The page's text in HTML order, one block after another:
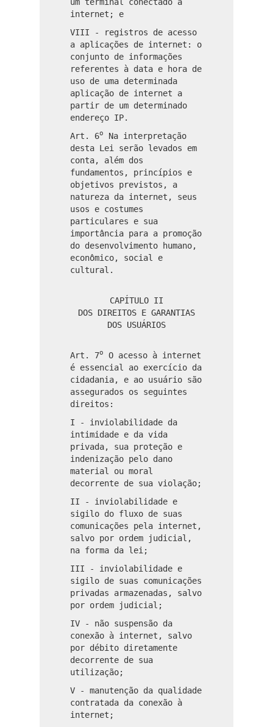
internet; e
VIII - registros de acesso
a aplicações de internet: o
conjunto de informações
referentes à data e hora de
uso de uma determinada
aplicação de internet a
partir de um determinado
endereço IP.
Art. 6o
Na interpretação
desta Lei serão levados em
conta, além dos
fundamentos, princípios e
objetivos previstos, a
natureza da internet, seus
usos e costumes
particulares e sua
importância para a promoção
do desenvolvimento humano,
econômico, social e
cultural.
CAPÍTULO II
DOS DIREITOS E GARANTIAS
DOS USUÁRIOS
Art. 7o
O acesso à internet
é essencial ao exercício da
cidadania, e ao usuário são
assegurados os seguintes
direitos:
I - inviolabilidade da
intimidade e da vida
privada, sua proteção e
indenização pelo dano
material ou moral
decorrente de sua violação;
II - inviolabilidade e
sigilo do fluxo de suas
comunicações pela internet,
salvo por ordem judicial,
na forma da lei;
III - inviolabilidade e
sigilo de suas comunicações
privadas armazenadas, salvo
por ordem judicial;
IV - não suspensão da
conexão à internet, salvo
por débito diretamente
decorrente de sua
utilização;
V - manutenção da qualidade
contratada da conexão à
internet;